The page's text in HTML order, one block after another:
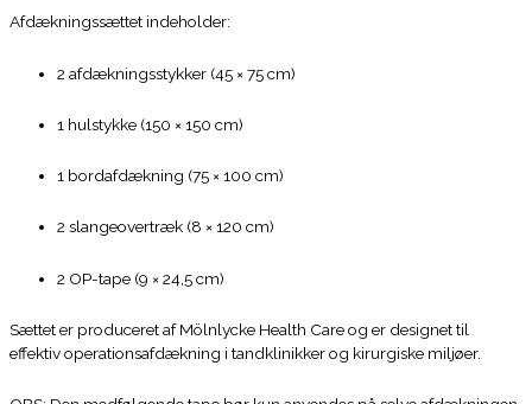
Afdækningssættet indeholder:
2 afdækningsstykker (45 × 75 cm)
1 hulstykke (150 × 150 cm)
1 bordafdækning (75 × 100 cm)
2 slangeovertræk (8 × 120 cm)
2 OP-tape (9 × 24,5 cm)
Sættet er produceret af Mölnlycke Health Care og er designet til
effektiv operationsafdækning i tandklinikker og kirurgiske miljøer.